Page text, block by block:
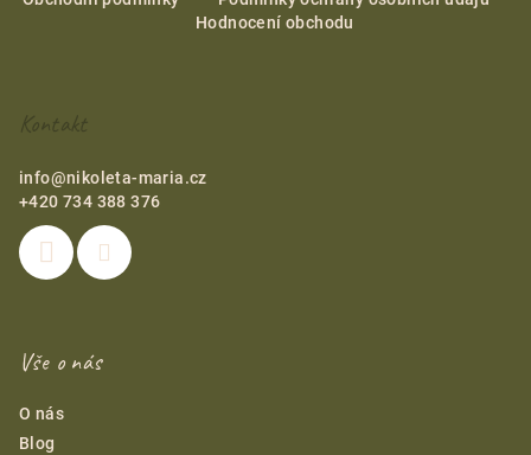
Hodnocení obchodu
Kontakt
info@nikoleta-maria.cz
+420 734 388 376
Vše o nás
O nás
Blog